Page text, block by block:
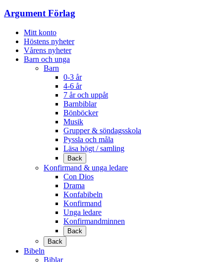
Argument Förlag
Mitt konto
Höstens nyheter
Vårens nyheter
Barn och unga
Barn
0-3 år
4-6 år
7 år och uppåt
Barnbiblar
Bönböcker
Musik
Grupper & söndagsskola
Pyssla och måla
Läsa högt / samling
Back
Konfirmand & unga ledare
Con Dios
Drama
Konfabibeln
Konfirmand
Unga ledare
Konfirmandminnen
Back
Back
Bibeln
Biblar